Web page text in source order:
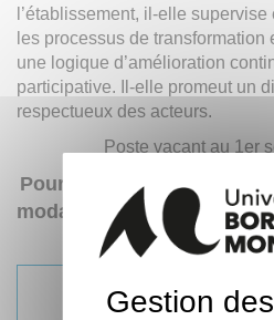
l’établissement, il-elle
les processus de
une logique d’amélioration
participative. Il-elle promeut un
respectueux des acteurs.
Poste vacant au 1er
Pour prendre
modalités de candidature,
poste
Date limite de
Gestion